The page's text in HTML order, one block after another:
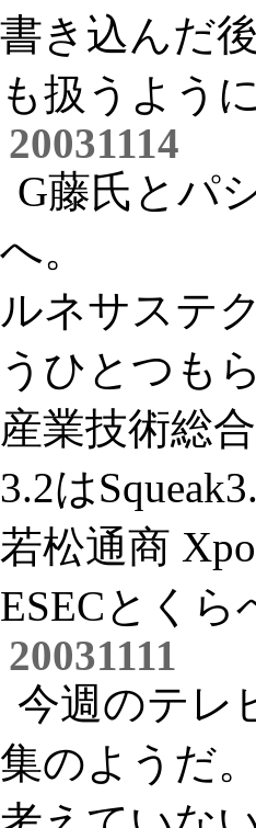
書き込んだ
も扱うよう
20031114
G藤氏とパ
へ。
ルネサステ
うひとつも
産業技術総
3.2は
若松通商
ESECとく
20031111
今週のテレ
集のようだ